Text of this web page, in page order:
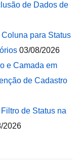
de Dados de
para Status
03/08/2026
e Camada em
de Cadastro
de Status na
2026